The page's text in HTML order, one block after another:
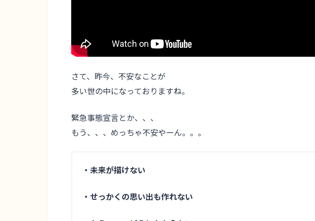
さて、昨今、不安なことが
多い世の中になっておりますね。
緊急事態宣言とか、、、
もう、、、めっちゃ不安やーん。。。
・未来が描けない
・せっかくの思い出も作れない